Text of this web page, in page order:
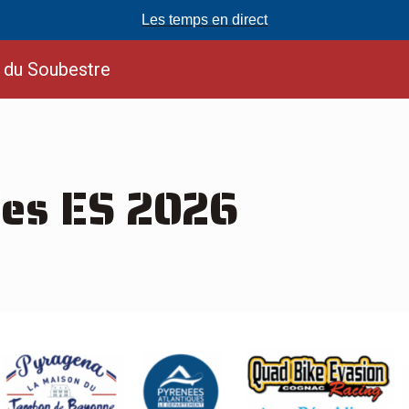
Les temps en direct
Soubestre
ES 2026